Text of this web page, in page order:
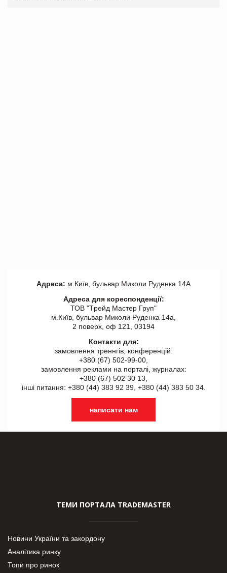
Адреса: м.Київ, бульвар Миколи Руденка 14А
Адреса для кореспонденції:
ТОВ "Tрейд Мастер Груп"
м.Київ, бульвар Миколи Руденка 14а,
2 поверх, оф 121, 03194
Контакти для:
замовлення треннгів, конференцій:
+380 (67) 502-99-00,
замовлення реклами на порталі, журналах:
+380 (67) 502 30 13,
інші питання: +380 (44) 383 92 39, +380 (44) 383 50 34.
написати нам
ТЕМИ ПОРТАЛА TRADEMASTER
Новини України та закордону
Аналітика ринку
Топи про ринок